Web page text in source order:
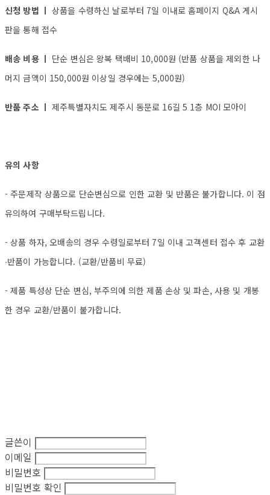
신청 방법 ㅣ상품을 수령하신 날로부터 7일 이내로 홈페이지 Q&A 게시
판을 통해 접수
배송 비용 ㅣ 단순 변심은 왕복 택배비 10,000원 (반품 상품을 제외한 나
머지 금액이 150,000원 이상일 경우에는 5,000원)
반품 주소 ㅣ제주특별자치도 제주시 동문로 16길 5 1층 MOI 모아이
유의 사항
- 주문제작 상품으로 단순변심으로 인한 교환 및 반품은 불가합니다. 이 점
유의하여 구매부탁드립니다.
- 상품 하자, 오배송의 경우 수령일로부터 7일 이내 고객센터 접수 후 교환
∙반품이 가능합니다. (교환/반품비 무료)
- 제품 특성상 단순 변심, 부주의에 의한 제품 손상 및 파손, 사용 및 개봉
한 경우 교환/반품이 불가합니다.
글쓴이
이메일
비밀번호
비밀번호 확인